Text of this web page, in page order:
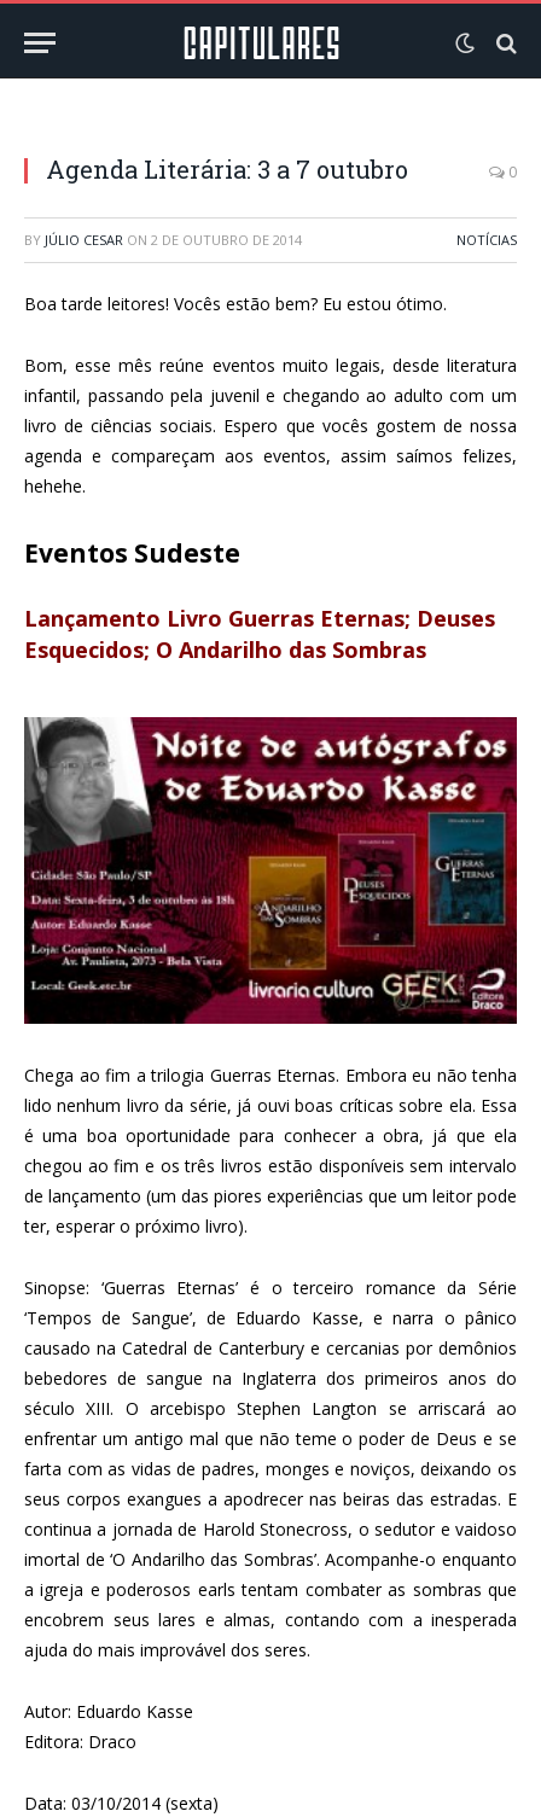
Agenda Literária: 3 a 7 outubro 0
BY JÚLIO CESAR ON 2 DE OUTUBRO DE 2014 NOTÍCIAS
Boa tarde leitores! Vocês estão bem? Eu estou ótimo.
Bom, esse mês reúne eventos muito legais, desde literatura
infantil, passando pela juvenil e chegando ao adulto com um
livro de ciências sociais. Espero que vocês gostem de nossa
agenda e compareçam aos eventos, assim saímos felizes,
hehehe.
Eventos Sudeste
Lançamento Livro Guerras Eternas; Deuses
Esquecidos; O Andarilho das Sombras
Chega ao fim a trilogia Guerras Eternas. Embora eu não tenha
lido nenhum livro da série, já ouvi boas críticas sobre ela. Essa
é uma boa oportunidade para conhecer a obra, já que ela
chegou ao fim e os três livros estão disponíveis sem intervalo
de lançamento (um das piores experiências que um leitor pode
ter, esperar o próximo livro).
Sinopse: ‘Guerras Eternas’ é o terceiro romance da Série
‘Tempos de Sangue’, de Eduardo Kasse, e narra o pânico
causado na Catedral de Canterbury e cercanias por demônios
bebedores de sangue na Inglaterra dos primeiros anos do
século XIII. O arcebispo Stephen Langton se arriscará ao
enfrentar um antigo mal que não teme o poder de Deus e se
farta com as vidas de padres, monges e noviços, deixando os
seus corpos exangues a apodrecer nas beiras das estradas. E
continua a jornada de Harold Stonecross, o sedutor e vaidoso
imortal de ‘O Andarilho das Sombras’. Acompanhe-o enquanto
a igreja e poderosos earls tentam combater as sombras que
encobrem seus lares e almas, contando com a inesperada
ajuda do mais improvável dos seres.
Autor: Eduardo Kasse
Editora: Draco
Data: 03/10/2014 (sexta)